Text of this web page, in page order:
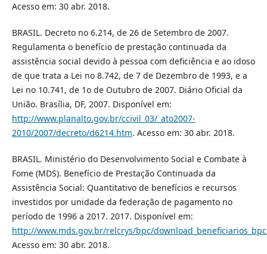
Acesso em: 30 abr. 2018.
BRASIL. Decreto no 6.214, de 26 de Setembro de 2007.
Regulamenta o benefício de prestação continuada da
assistência social devido à pessoa com deficiência e ao idoso
de que trata a Lei no 8.742, de 7 de Dezembro de 1993, e a
Lei no 10.741, de 1o de Outubro de 2007. Diário Oficial da
União. Brasília, DF, 2007. Disponível em:
http://www.planalto.gov.br/ccivil_03/_ato2007-
2010/2007/decreto/d6214.htm. Acesso em: 30 abr. 2018.
BRASIL. Ministério do Desenvolvimento Social e Combate à
Fome (MDS). Benefício de Prestação Continuada da
Assistência Social: Quantitativo de benefícios e recursos
investidos por unidade da federação de pagamento no
período de 1996 a 2017. 2017. Disponível em:
http://www.mds.gov.br/relcrys/bpc/
Acesso em: 30 abr. 2018.